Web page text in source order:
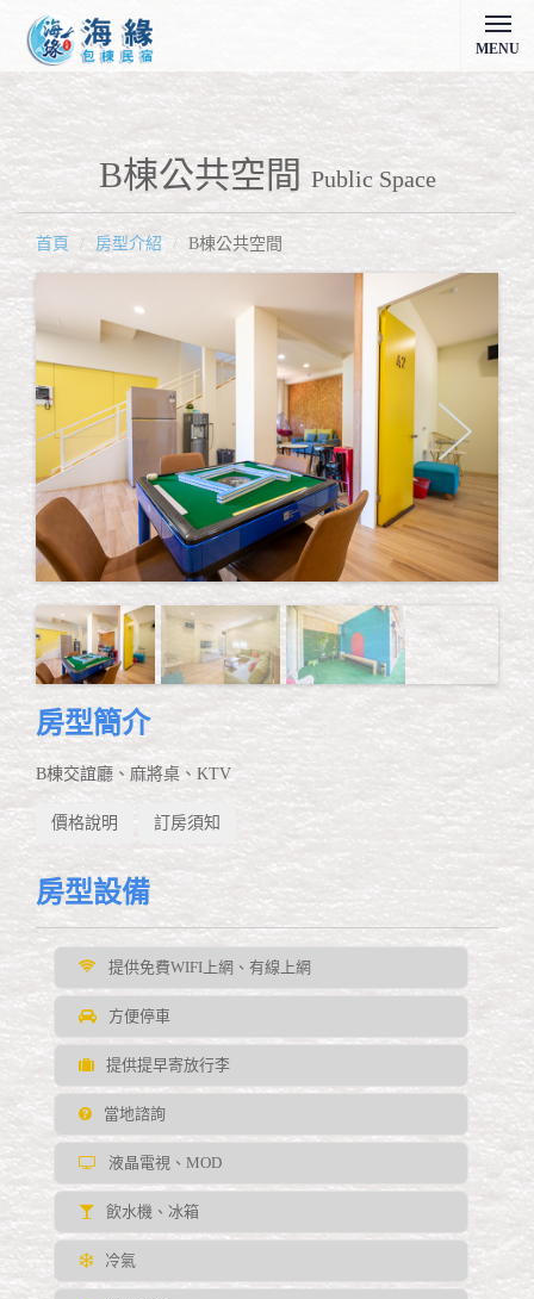
MENU
B棟公共空間 Public Space
首頁 房型介紹 B棟公共空間
房型簡介
B棟交誼廳、麻將桌、KTV
價格說明 訂房須知
房型設備
提供免費WIFI上網、有線上網
方便停車
提供提早寄放行李
當地諮詢
液晶電視、MOD
飲水機、冰箱
冷氣